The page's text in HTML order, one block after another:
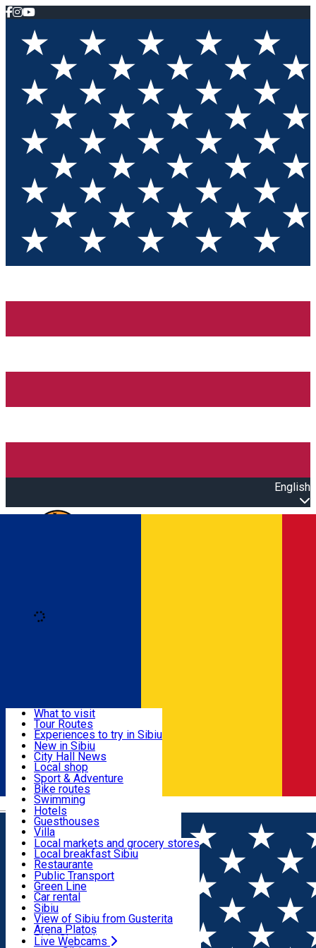
English
Română
Useful info
Activities & Adventure
Accommodation
Food, Drinks & Nightlife
Transport & Parking
Live Webcams
What to visit
Tour Routes
Experiences to try in Sibiu
Podcast
Culture
Museums
Churches
Parks, Zoo
County of Sibiu
New in Sibiu
City Hall News
Local shop
Sibiu artisans
Sibiul Verde
Public services
Education
How do I get to Sibiu
Tourist Info
Tour Guides
Guided tours
Publicații locale
Beauty salons
Sport & Adventure
Bike routes
Swimming
Riding
Indoor activities
Loc de joacă indoor
Loc de joacă outdoor
Ski
Ice skating
Yoga
Hotels
Guesthouses
Villa
Hostels
Motel
Camping
Renting rooms
Rooms for rent
Accommodation outside Sibiu
Local markets and grocery stores
Local breakfast Sibiu
Restaurante
Pizza
Fast Food
Coffee
Sweets
Pub, Bar
Night clubs
Bakeries
Public Transport
Green Line
Car rental
Rent a bike
Scooter rentals
Taxi
Ride Sharing
Sibiu
View of Sibiu from Gusterita
Arena Platoș
Live Webcams